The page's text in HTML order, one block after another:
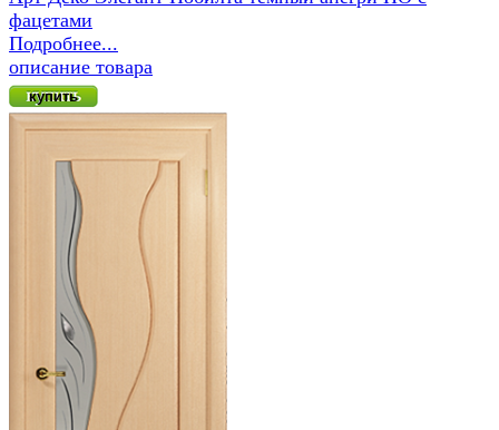
фацетами
Подробнее...
описание товара